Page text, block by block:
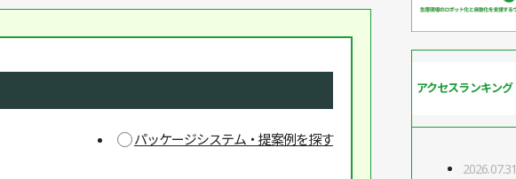
パッケージシステム・提案例を探す
アクセスランキング
2026.07.31